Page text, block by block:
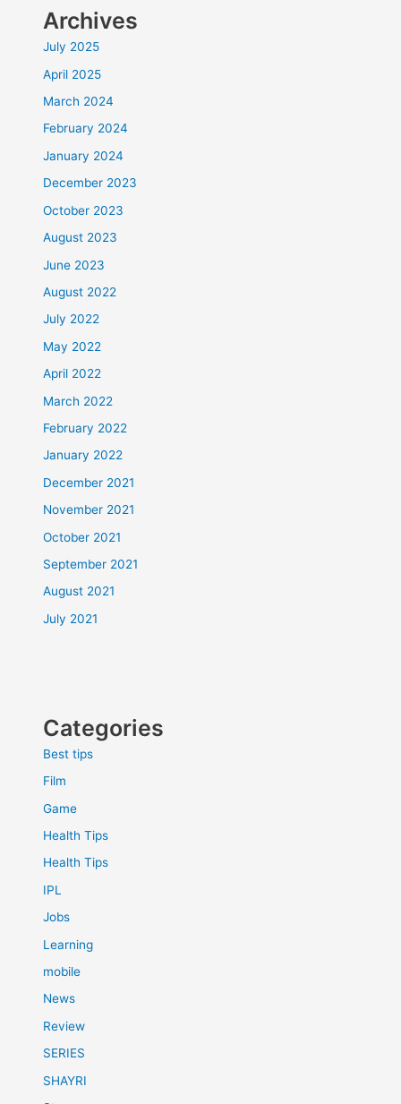
Archives
July 2025
April 2025
March 2024
February 2024
January 2024
December 2023
October 2023
August 2023
June 2023
August 2022
July 2022
May 2022
April 2022
March 2022
February 2022
January 2022
December 2021
November 2021
October 2021
September 2021
August 2021
July 2021
Categories
Best tips
Film
Game
Health Tips
Health Tips
IPL
Jobs
Learning
mobile
News
Review
SERIES
SHAYRI